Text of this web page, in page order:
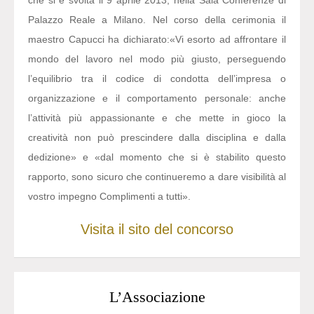
Palazzo Reale a Milano. Nel corso della cerimonia il
maestro Capucci ha dichiarato:«Vi esorto ad affrontare il
mondo del lavoro nel modo più giusto, perseguendo
l’equilibrio tra il codice di condotta dell’impresa o
organizzazione e il comportamento personale: anche
l’attività più appassionante e che mette in gioco la
creatività non può prescindere dalla disciplina e dalla
dedizione» e «dal momento che si è stabilito questo
rapporto, sono sicuro che continueremo a dare visibilità al
vostro impegno Complimenti a tutti».
Visita il sito del concorso
L’Associazione